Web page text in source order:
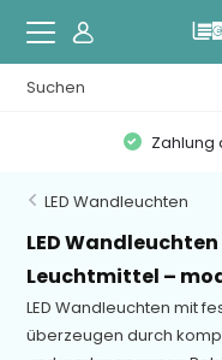
Zahlung
LED Wandleuchten
LED
Leuchtmittel –
LED Wandleuchten mit
überzeugen durch